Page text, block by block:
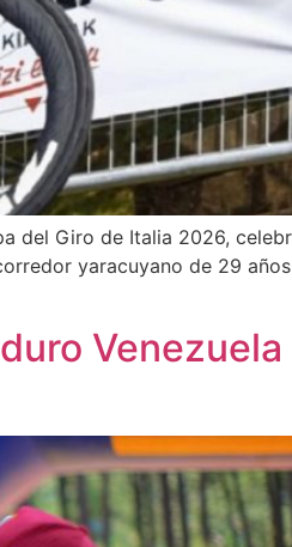
del Giro de Italia 2026,
yaracuyano de 29 años
Venezuela